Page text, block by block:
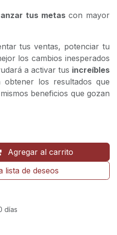
tus metascon mayor
tus ventas, potenciar tu
los cambios inesperados
a activar tus increíbles
obtener los resultados que
beneficios que gozan
Agregar al carrito
lista de deseos
días